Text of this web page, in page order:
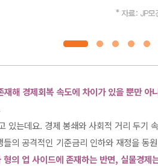
해 경제회복 속도에 차이가 있을 뿐만
있는데요. 경제 봉쇄와 사회적 거리 두기
의 공격적인 기준금리 인하와 재정을 동
의 업 사이드에 존재하는 반면, 실물경제